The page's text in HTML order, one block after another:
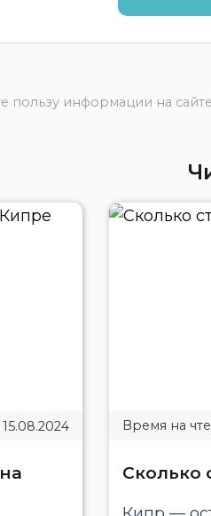
пользу информации на сайте
15.08.2024
Сколько